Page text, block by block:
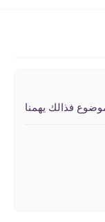
فذالك يهمنا